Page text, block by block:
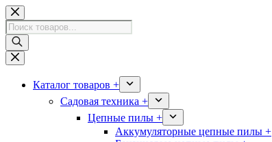
Перейти
к
сути
Поиск
товаров
Каталог товаров +
Садовая техника +
Цепные пилы +
Аккумуляторные цепные пилы +